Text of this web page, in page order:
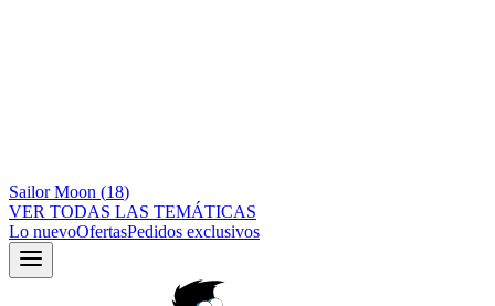
Sailor Moon (18)
VER TODAS LAS TEMÁTICAS
Lo nuevoOfertasPedidos exclusivos